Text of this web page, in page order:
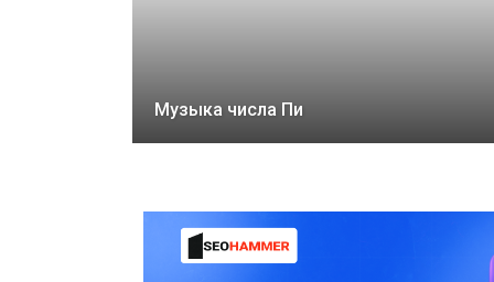
Музыка числа Пи